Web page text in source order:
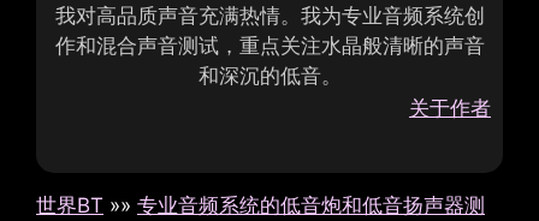
我对高品质声音充满热情。我为专业音频系统创
作和混合声音测试，重点关注水晶般清晰的声音
和深沉的低音。
关于作者
世界BT »» 专业音频系统的低音炮和低音扬声器测